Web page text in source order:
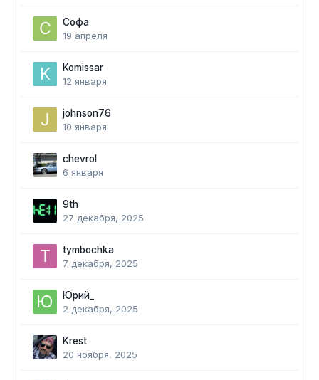
Софа
19 апреля
Komissar
12 января
johnson76
10 января
chevrol
6 января
9th
27 декабря, 2025
tymbochka
7 декабря, 2025
Юрий_
2 декабря, 2025
Krest
20 ноября, 2025